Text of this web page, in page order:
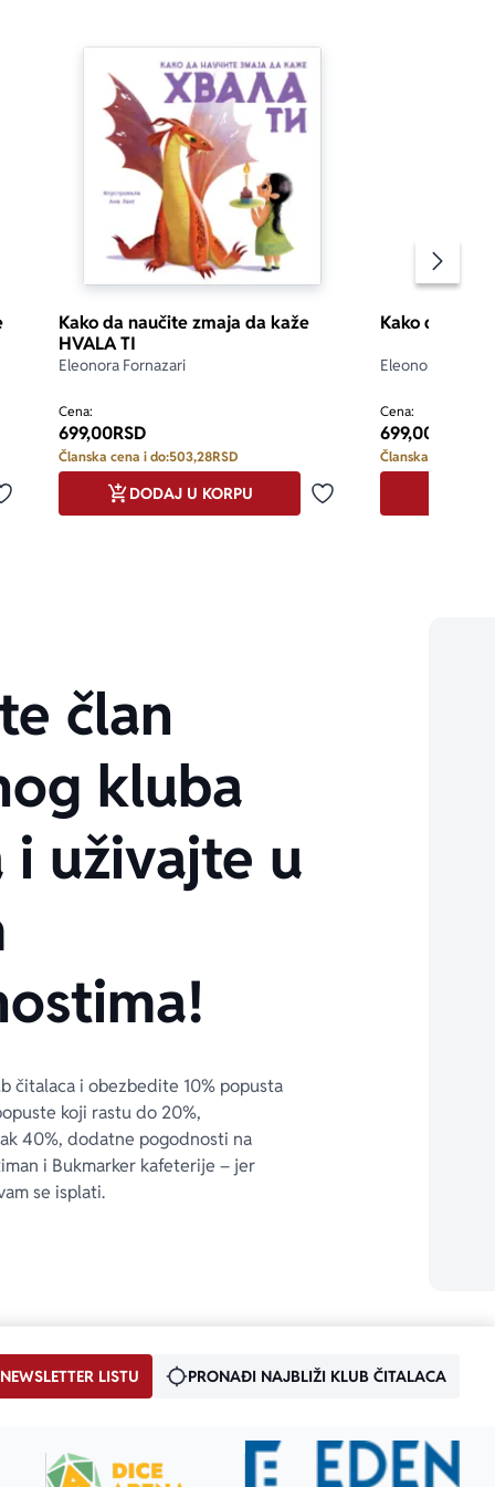
Dodaj u omiljene
Kako da naučite zmaja da kaže
HVALA TI
Eleonora Fornazari
Cena:
699,00RSD
Članska cena i do:503,28RSD
Dodaj u omiljene
DODAJ U KORPU
Kako da
Eleonora
Cena:
699,00
Članska cena i do:
član
kluba
i uživajte u
čitalaca i obezbedite 10% popusta
koji rastu do 20%,
40%, dodatne pogodnosti na
i Bukmarker kafeterije – jer
se isplati.
LISTU PRONAĐI NAJBLIŽI KLUB ČITALACA